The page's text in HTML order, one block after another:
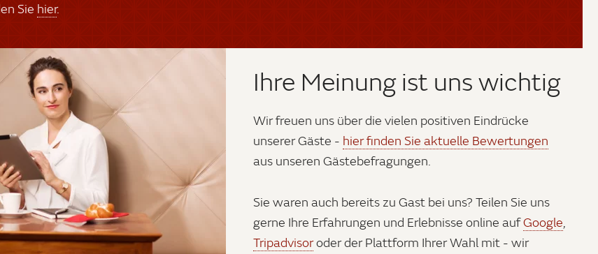
Sie hier.
Ihre Meinung ist uns wichtig
Wir freuen uns über die vielen positiven Eindrücke
unserer Gäste - hier finden Sie aktuelle Bewertungen
aus unseren Gästebefragungen.
Sie waren auch bereits zu Gast bei uns? Teilen Sie uns
gerne Ihre Erfahrungen und Erlebnisse online aufGoogle,
Tripadvisoroder der Plattform Ihrer Wahl mit - wir